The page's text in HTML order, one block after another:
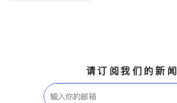
请订阅我们的新闻